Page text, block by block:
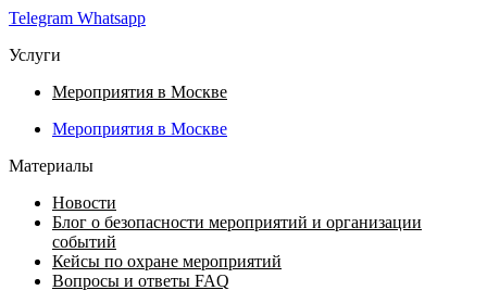
Telegram Whatsapp
Услуги
Мероприятия в Москве
Мероприятия в Москве
Материалы
Новости
Блог о безопасности мероприятий и организации
событий
Кейсы по охране мероприятий
Вопросы и ответы FAQ